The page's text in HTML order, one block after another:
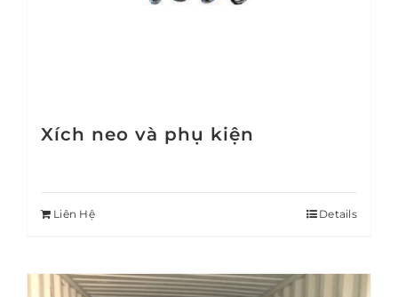
Xích neo và phụ kiện
Liên Hệ Details